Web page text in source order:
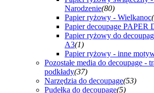
Narodzenie(80)
Papier ryżowy - Wielkanoc
Papier decoupage PAPER
Papier ryżowy do
A3(1)
Papier ryżowy - inne
Pozostałe media do decoupage -
podkłady(37)
Narzędzia do decoupage(53)
Pudełka do decoupage(5)